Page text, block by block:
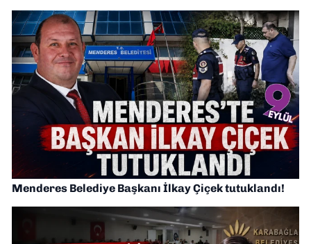
Menderes Belediye Başkanı İlkay Çiçek tutuklandı!